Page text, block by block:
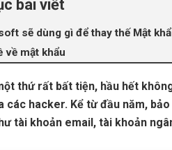
bài viết
sẽ dùng gì để thay thế Mật
về mật khẩu
thứ rất bất tiện, hầu hết
các hacker. Kể từ đầu năm,
tài khoản email, tài khoản